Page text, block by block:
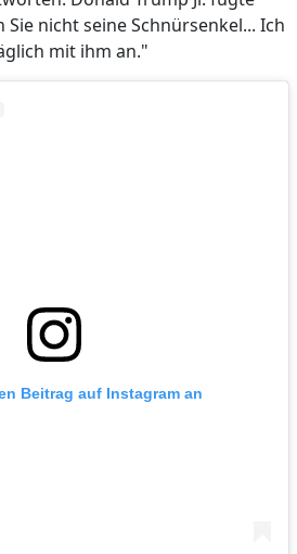
Sie nicht seine Schnürsenkel... Ich
mit ihm an."
Beitrag auf Instagram an